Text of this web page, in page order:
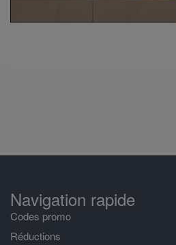
Navigation rapide
Codes promo
Réductions